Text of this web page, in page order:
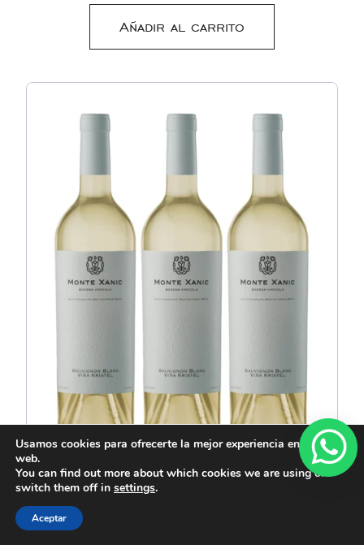
Añadir al carrito
Kit Sauvignon Blanc Viña Kristel 3 botellas
Usamos cookies para ofrecerte la mejor experiencia en nuestra
web.
You can find out more about which cookies we are using or
switch them off in settings.
Aceptar